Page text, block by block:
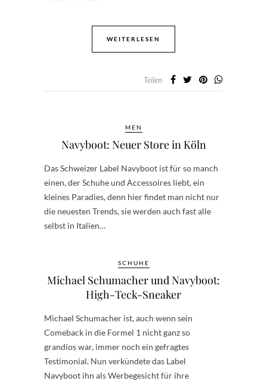
WEITERLESEN
Teilen
MEN
Navyboot: Neuer Store in Köln
Das Schweizer Label Navyboot ist für so manch
einen, der Schuhe und Accessoires liebt, ein
kleines Paradies, denn hier findet man nicht nur
die neuesten Trends, sie werden auch fast alle
selbst in Italien…
SCHUHE
Michael Schumacher und Navyboot:
High-Teck-Sneaker
Michael Schumacher ist, auch wenn sein
Comeback in die Formel 1 nicht ganz so
grandios war, immer noch ein gefragtes
Testimonial. Nun verkündete das Label
Navyboot ihn als Werbegesicht für ihre